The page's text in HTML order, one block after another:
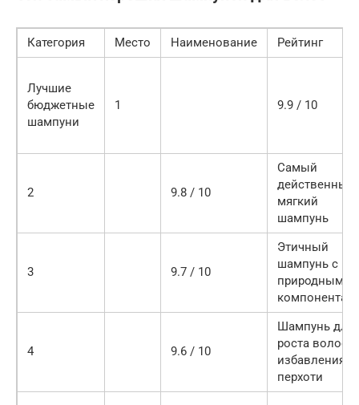
Категория Место Наименование Рейтинг
Лучшие
бюджетные
шампуни
1 9.9 / 10
2 9.8 / 10
Самый
действенный,
мягкий
шампунь
3 9.7 / 10
Этичный
шампунь с
природными
4 9.6 / 10
Шампунь для
роста волос и
избавления
перхоти